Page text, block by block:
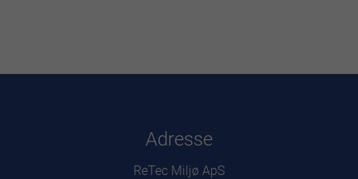
Adresse
ReTec Miljø ApS